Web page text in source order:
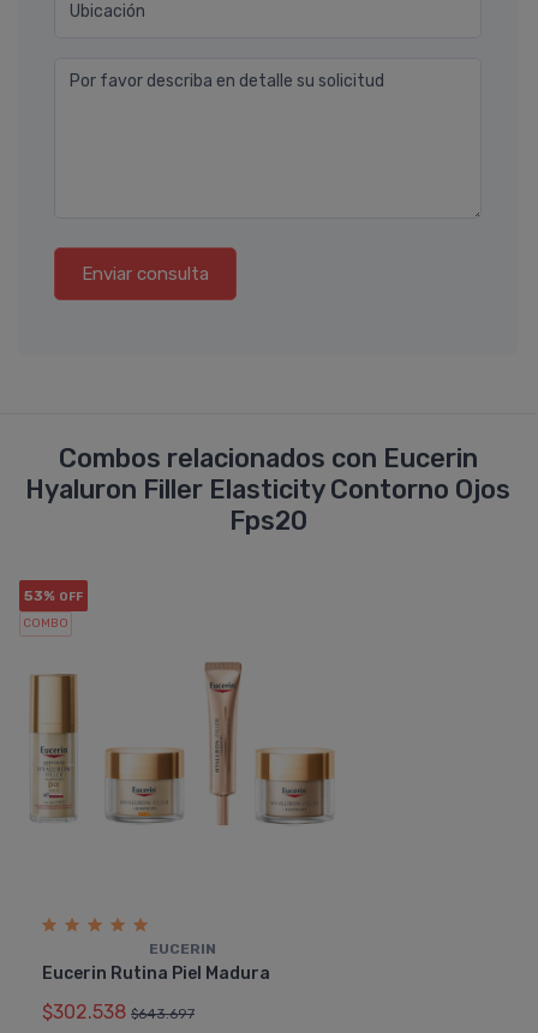
Ubicación
Por favor describa en detalle su solicitud
Enviar consulta
Combos relacionados con Eucerin
Hyaluron Filler Elasticity Contorno Ojos
Fps20
53% OFF
COMBO
EUCERIN
Eucerin Rutina Piel Madura
$302.538 $643.697